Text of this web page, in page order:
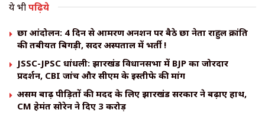
ये भीपढ़िये
छात्र आंदोलन: 4 दिन से आमरण अनशन पर बैठे छात्र नेता राहुल क्रांति
की तबीयत बिगड़ी, सदर अस्पताल में भर्ती !
JSSC-JPSC धांधली: झारखंड विधानसभा में BJP का जोरदार
प्रदर्शन, CBI जांच और सीएम के इस्तीफे की मांग
असम बाढ़ पीड़ितों की मदद के लिए झारखंड सरकार ने बढ़ाए हाथ,
CM हेमंत सोरेन ने दिए ₹3 करोड़